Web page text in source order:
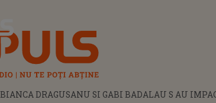
BIANCA DRAGUSANU SI GABI BADALAU S AU